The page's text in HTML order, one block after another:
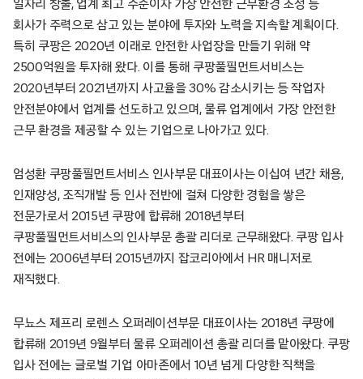
일자리 창출, 업계 최고 수준이자 가장 안전한 근무환경 조성 등
회사가 주력으로 삼고 있는 분야에 투자와 노력을 지속할 계획이다.
특히 쿠팡은 2020년 이래로 안전한 사업장을 만들기 위해 약
2500억원을 투자해 왔다. 이를 통해 쿠팡풀필먼트서비스는
2020년부터 2021년까지 사고율을 30% 감소시키는 등 작업자
안전분야에서 업계를 선도하고 있으며, 물류 업계에서 가장 안전한
근무 환경을 제공할 수 있는 기업으로 나아가고 있다.
엄성환 쿠팡풀필먼트서비스 인사부문 대표이사는 이십여 년간 채용,
인재양성, 조직개발 등 인사 전반에 걸쳐 다양한 경험을 쌓은
전문가로서 2015년 쿠팡에 합류해 2018년부터
쿠팡풀필먼트서비스의 인사부문 총괄 리더로 근무해왔다. 쿠팡 입사
전에는 2006년부터 2015년까지 잡코리아에서 HR 매니저로
재직했다.
무뇨스 제프리 로렌스 오퍼레이션부문 대표이사는 2018년 쿠팡에
합류해 2019년 9월부터 물류 오퍼레이션 총괄 리더를 맡아왔다. 쿠팡
입사 전에는 글로벌 기업 아마존에서 10년 넘게 다양한 직책을